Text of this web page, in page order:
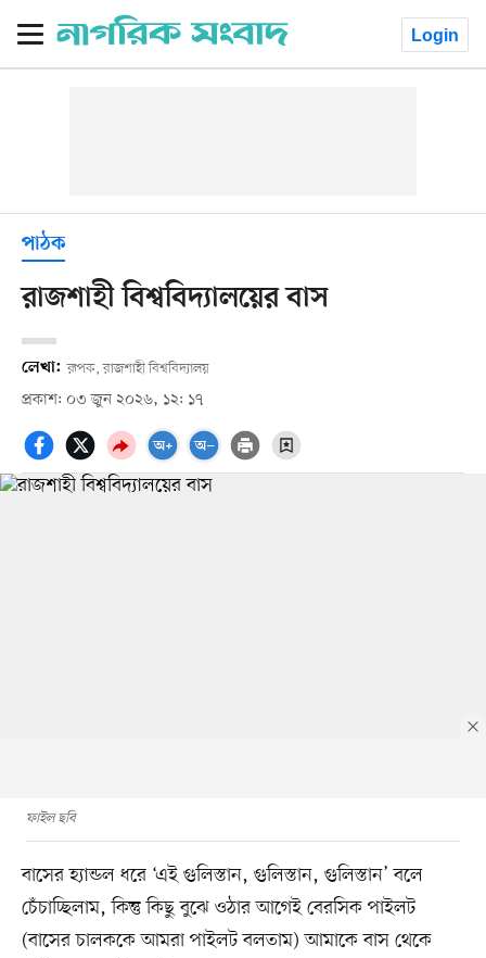
Login
পাঠক
রাজশাহী বিশ্ববিদ্যালয়ের বাস
লেখা: রূপক, রাজশাহী বিশ্ববিদ্যালয়
প্রকাশ: ০৩ জুন ২০২৬, ১২: ১৭
ফাইল ছবি
বাসের হ্যান্ডল ধরে ‘এই গুলিস্তান, গুলিস্তান, গুলিস্তান’ বলে
চেঁচাচ্ছিলাম, কিন্তু কিছু বুঝে ওঠার আগেই বেরসিক পাইলট
(বাসের চালককে আমরা পাইলট বলতাম) আমাকে বাস থেকে